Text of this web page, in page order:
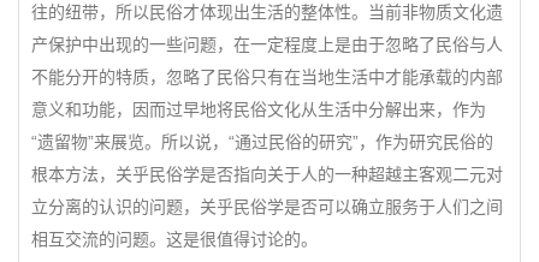
往的纽带，所以民俗才体现出生活的整体性。当前非物质文化遗
产保护中出现的一些问题，在一定程度上是由于忽略了民俗与人
不能分开的特质，忽略了民俗只有在当地生活中才能承载的内部
意义和功能，因而过早地将民俗文化从生活中分解出来，作为
“遗留物”来展览。所以说，“通过民俗的研究”，作为研究民俗的
根本方法，关乎民俗学是否指向关于人的一种超越主客观二元对
立分离的认识的问题，关乎民俗学是否可以确立服务于人们之间
相互交流的问题。这是很值得讨论的。